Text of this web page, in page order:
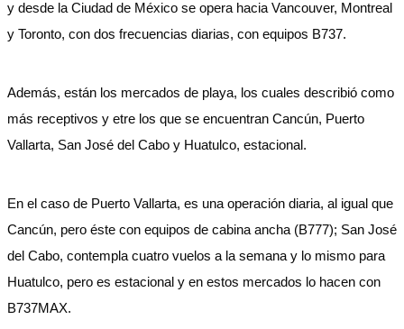
y desde la Ciudad de México se opera hacia Vancouver, Montreal
y Toronto, con dos frecuencias diarias, con equipos B737.
Además, están los mercados de playa, los cuales describió como
más receptivos y etre los que se encuentran Cancún, Puerto
Vallarta, San José del Cabo y Huatulco, estacional.
En el caso de Puerto Vallarta, es una operación diaria, al igual que
Cancún, pero éste con equipos de cabina ancha (B777); San José
del Cabo, contempla cuatro vuelos a la semana y lo mismo para
Huatulco, pero es estacional y en estos mercados lo hacen con
B737MAX.